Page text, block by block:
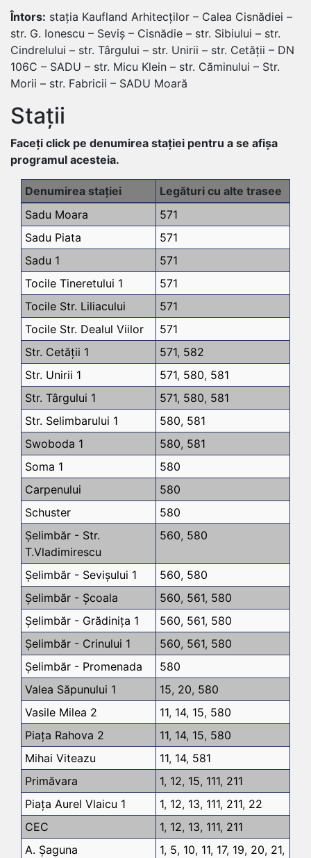
Întors: stația Kaufland Arhitecților – Calea Cisnădiei –
str. G. Ionescu – Seviș – Cisnădie – str. Sibiului – str.
Cindrelului – str. Târgului – str. Unirii – str. Cetății – DN
106C – SADU – str. Micu Klein – str. Căminului – Str.
Morii – str. Fabricii – SADU Moară
Stații
Faceți click pe denumirea stației pentru a se afișa
programul acesteia.
Denumirea stației
Legături cu alte trasee
Sadu Moara
571
Sadu Piata
571
Sadu 1
571
Tocile Tineretului 1
571
Tocile Str. Liliacului
571
Tocile Str. Dealul Viilor
571
Str. Cetății 1
571, 582
Str. Unirii 1
571, 580, 581
Str. Târgului 1
571, 580, 581
Str. Selimbarului 1
580, 581
Swoboda 1
580, 581
Soma 1
580
Carpenului
580
Schuster
580
Șelimbăr - Str.
T.Vladimirescu
560, 580
Șelimbăr - Sevișului 1 560, 580
Șelimbăr - Școala
560, 561, 580
Șelimbăr - Grădinița 1
560, 561, 580
Șelimbăr - Crinului 1
560, 561, 580
Șelimbăr - Promenada
580
Valea Săpunului 1
15, 20, 580
Vasile Milea 2
11, 14, 15, 580
Piața Rahova 2
11, 14, 15, 580
Mihai Viteazu
11, 14, 581
Primăvara
1, 12, 15, 111, 211
Piața Aurel Vlaicu 1
1, 12, 13, 111, 211, 22
CEC
1, 12, 13, 111, 211
A. Șaguna
1, 5, 10, 11, 17, 19, 20, 21,